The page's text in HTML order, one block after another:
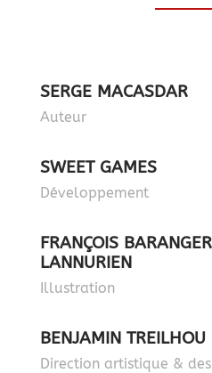
SERGE MACASDAR
Auteur
SWEET GAMES
Développement
FRANÇOIS
LANNURIEN
Illustration
BENJAMIN TREILHOU
Direction artistique &